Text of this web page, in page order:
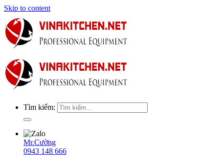
Skip to content
Tìm kiếm:
Mr.Cường
0943 148 666